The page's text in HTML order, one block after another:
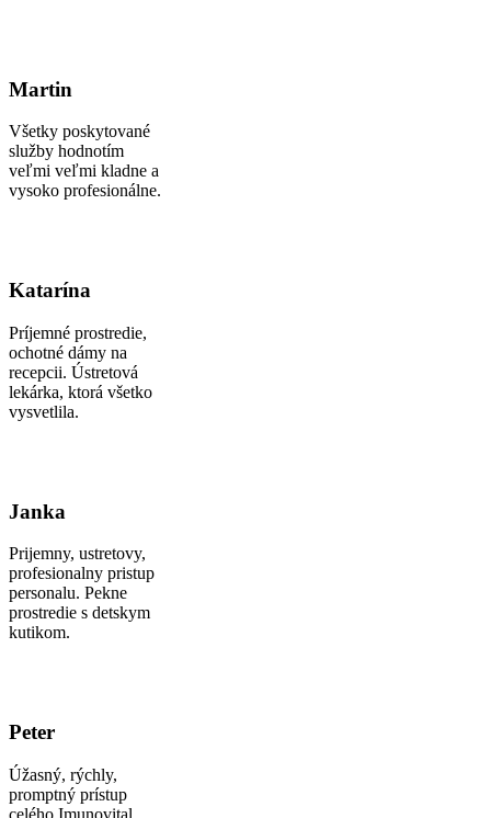
Martin
Všetky poskytované
služby hodnotím
veľmi veľmi kladne a
vysoko profesionálne.
Katarína
Príjemné prostredie,
ochotné dámy na
recepcii. Ústretová
lekárka, ktorá všetko
vysvetlila.
Janka
Prijemny, ustretovy,
profesionalny pristup
personalu. Pekne
prostredie s detskym
kutikom.
Peter
Úžasný, rýchly,
promptný prístup
celého Imunovital